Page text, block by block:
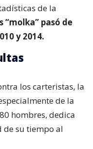
de la
pasó de
y 2014.
los carteristas, la
de la
hombres, dedica
de su tiempo al